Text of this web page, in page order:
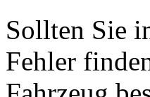
Sollten Sie
Fehler